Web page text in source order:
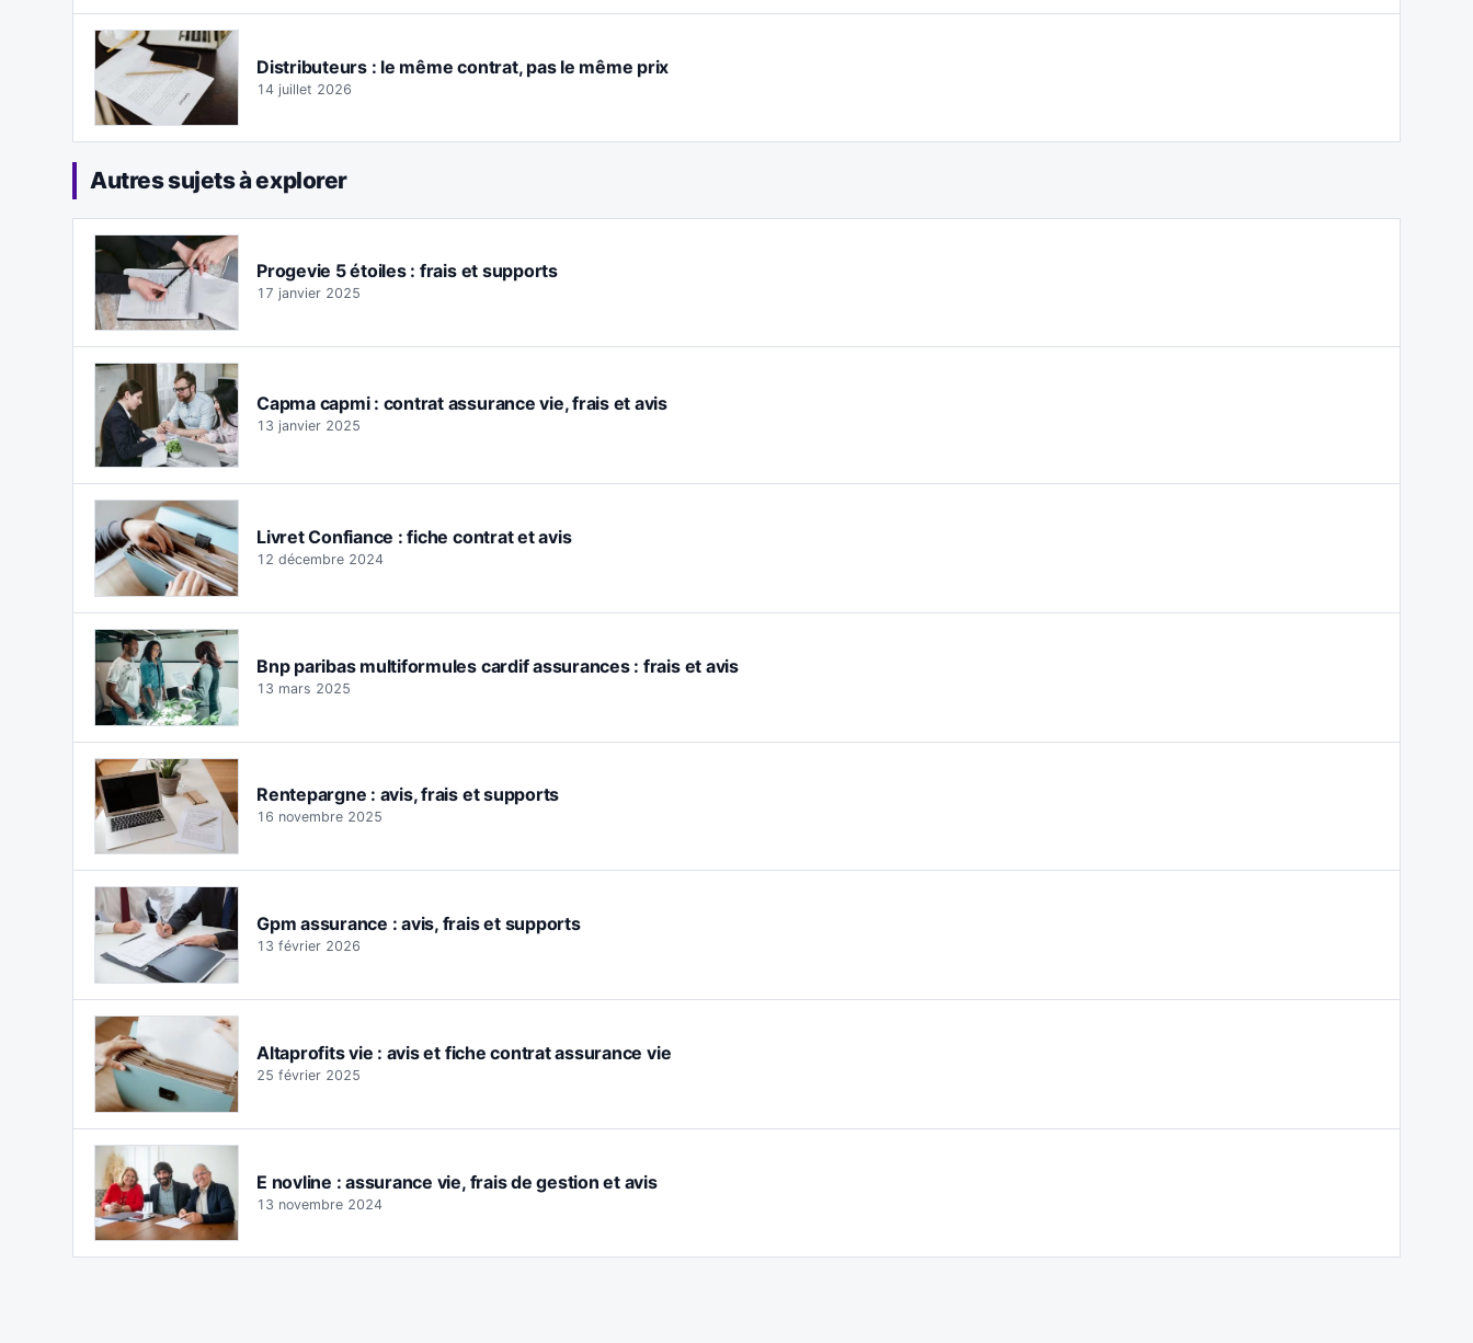
Distributeurs : le même contrat, pas le même prix
14 juillet 2026
Autres sujets à explorer
Progevie 5 étoiles : frais et supports
17 janvier 2025
Capma capmi : contrat assurance vie, frais et avis
13 janvier 2025
Livret Confiance : fiche contrat et avis
12 décembre 2024
Bnp paribas multiformules cardif assurances : frais et avis
13 mars 2025
Rentepargne : avis, frais et supports
16 novembre 2025
Gpm assurance : avis, frais et supports
13 février 2026
Altaprofits vie : avis et fiche contrat assurance vie
25 février 2025
E novline : assurance vie, frais de gestion et avis
13 novembre 2024